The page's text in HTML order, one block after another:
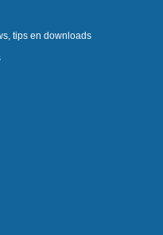
tips en downloads